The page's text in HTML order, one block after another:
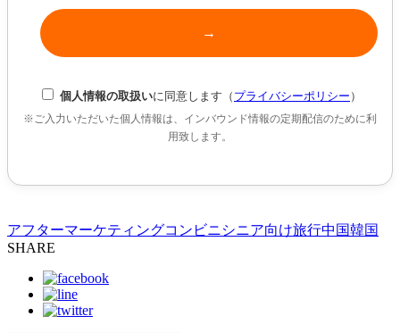
個人情報の取扱いに同意します（ プライバシーポリシー ）
※ご入力いただいた個人情報は、インバウンド情報の定期配信のために利
用致します。
アフターマーケティングコンビニシニア向け旅行中国韓国
SHARE